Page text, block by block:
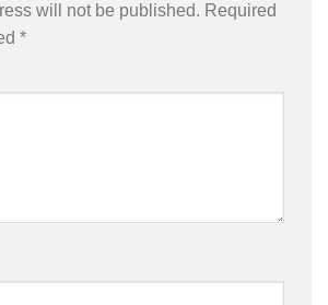
will not be published. Required
*